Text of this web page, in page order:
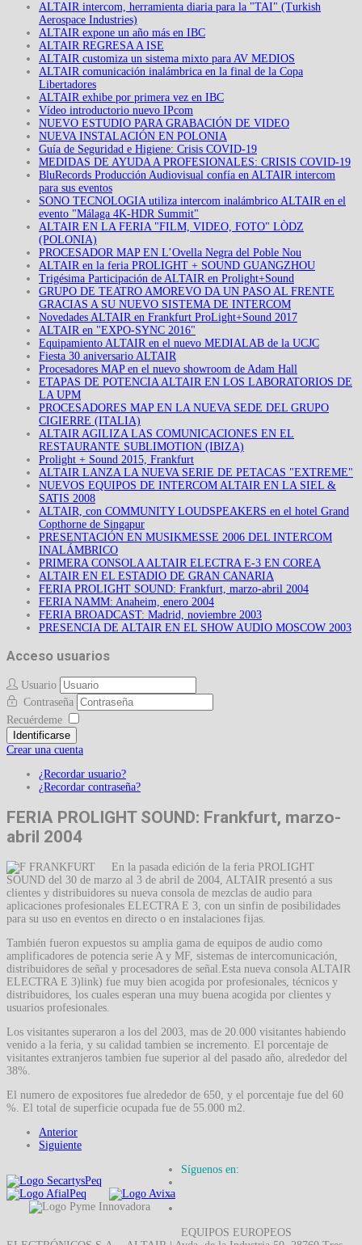
ALTAIR intercom, herramienta diaria para la "TAI" (Turkish
Aerospace Industries)
ALTAIR expone un año más en IBC
ALTAIR REGRESA A ISE
ALTAIR customiza un sistema mixto para AV MEDIOS
ALTAIR comunicación inalámbrica en la final de la Copa
Libertadores
ALTAIR exhibe por primera vez en IBC
Vídeo introductorio nuevo IPcom
NUEVO ESTUDIO PARA GRABACIÓN DE VIDEO
NUEVA INSTALACIÓN EN POLONIA
Guía de Seguridad e Higiene: Crisis COVID-19
MEDIDAS DE AYUDA A PROFESIONALES: CRISIS COVID-19
BluRecords Producción Audiovisual confía en ALTAIR intercom
para sus eventos
SONO TECNOLOGIA utiliza intercom inalámbrico ALTAIR en el
evento "Málaga 4K-HDR Summit"
ALTAIR EN LA FERIA "FILM, VIDEO, FOTO" LÒDZ
(POLONIA)
PROCESADOR MAP EN L’Ovella Negra del Poble Nou
ALTAIR en la feria PROLIGHT + SOUND GUANGZHOU
Trigésima Participación de ALTAIR en Prolight+Sound
GRUPO DE TEATRO AMOREVO DA UN PASO AL FRENTE
GRACIAS A SU NUEVO SISTEMA DE INTERCOM
Novedades ALTAIR en Frankfurt ProLight+Sound 2017
ALTAIR en "EXPO-SYNC 2016"
Equipamiento ALTAIR en el nuevo MEDIALAB de la UCJC
Fiesta 30 aniversario ALTAIR
Procesadores MAP en el nuevo showroom de Adam Hall
ETAPAS DE POTENCIA ALTAIR EN LOS LABORATORIOS DE
LA UPM
PROCESADORES MAP EN LA NUEVA SEDE DEL GRUPO
CIGIERRE (ITALIA)
ALTAIR AGILIZA LAS COMUNICACIONES EN EL
RESTAURANTE SUBLIMOTION (IBIZA)
Prolight + Sound 2015, Frankfurt
ALTAIR LANZA LA NUEVA SERIE DE PETACAS "EXTREME"
NUEVOS EQUIPOS DE INTERCOM ALTAIR EN LA SIEL &
SATIS 2008
ALTAIR, con COMMUNITY LOUDSPEAKERS en el hotel Grand
Copthorne de Singapur
PRESENTACIÓN EN MUSIKMESSE 2006 DEL INTERCOM
INALÁMBRICO
PRIMERA CONSOLA ALTAIR ELECTRA E-3 EN COREA
ALTAIR EN EL ESTADIO DE GRAN CANARIA
FERIA PROLIGHT SOUND: Frankfurt, marzo-abril 2004
FERIA NAMM: Anaheim, enero 2004
FERIA BROADCAST: Madrid, noviembre 2003
PRESENCIA DE ALTAIR EN EL SHOW AUDIO MOSCOW 2003
Acceso usuarios
Usuario
Contraseña
Recuérdeme
Identificarse
Crear una cuenta
¿Recordar usuario?
¿Recordar contraseña?
FERIA PROLIGHT SOUND: Frankfurt, marzo-
abril 2004
En la pasada edición de la feria PROLIGHT
SOUND del 30 de marzo al 3 de abril de 2004, ALTAIR presentó a sus
clientes y distribuidores su nueva consola de mezclas de audio para
aplicaciones profesionales ELECTRA E 3, con un sinfin de posibilidades
para su uso en eventos en directo o en instalaciones fijas.
También fueron expuestos su amplia gama de equipos de audio como
amplificadores de potencia serie A y MF, sistemas de intercomunicación,
distribuidores de señal y procesadores de señal.Esta nueva consola ALTAIR
ELECTRA E 3)link) fue muy bien acogida por profesionales, técnicos y
distribuidores, los cuales esperan una muy buena acogida por clientes y
usuarios profesionales.
Los visitantes superaron a los del 2003, mas de 20.000 visitantes habiendo
venido a la feria, y su calidad tambien se incremento. El porcentaje de
visitantes extranjeros tambien fue superior al del pasado año, alrededor del
38%.
El numero de expositores fue alrededor de 650, y el porcentaje fue del 60
%. El total de superficie ocupada fue de 55.000 m2.
Anterior
Siguiente
Síguenos en:
EQUIPOS EUROPEOS